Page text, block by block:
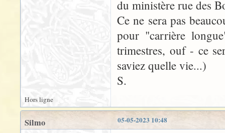
du ministère rue des
Ce ne sera pas
pour "carrière
trimestres, ouf - ce
saviez quelle vie...)
S.
Hors ligne
05-05-2023 10:48
Silmo